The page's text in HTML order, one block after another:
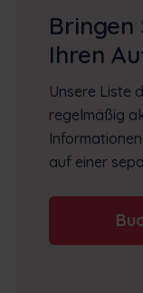
Bringen
Ihren
Unsere Liste
regelmäßig
auf einer